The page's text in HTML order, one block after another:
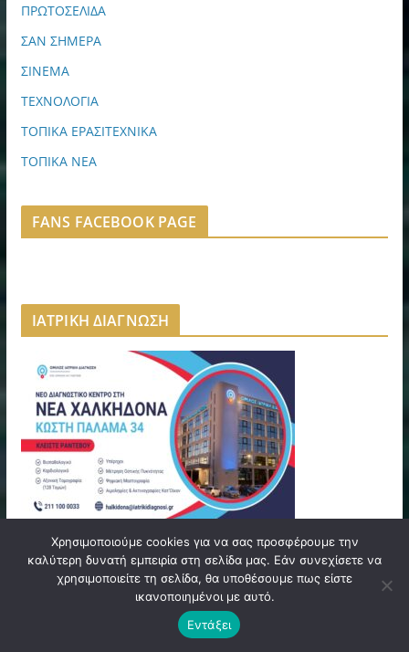
ΠΡΩΤΟΣΕΛΙΔΑ
ΣΑΝ ΣΗΜΕΡΑ
ΣΙΝΕΜΑ
ΤΕΧΝΟΛΟΓΙΑ
ΤΟΠΙΚΑ ΕΡΑΣΙΤΕΧΝΙΚΑ
ΤΟΠΙΚΑ ΝΕΑ
FANS FACEBOOK PAGE
ΙΑΤΡΙΚΗ ΔΙΑΓΝΩΣΗ
NINE GRAMS | NEA FILADELFEIA
Χρησιμοποιούμε cookies για να σας προσφέρουμε την
καλύτερη δυνατή εμπειρία στη σελίδα μας. Εάν συνεχίσετε να
χρησιμοποιείτε τη σελίδα, θα υποθέσουμε πως είστε
ικανοποιημένοι με αυτό.
Εντάξει